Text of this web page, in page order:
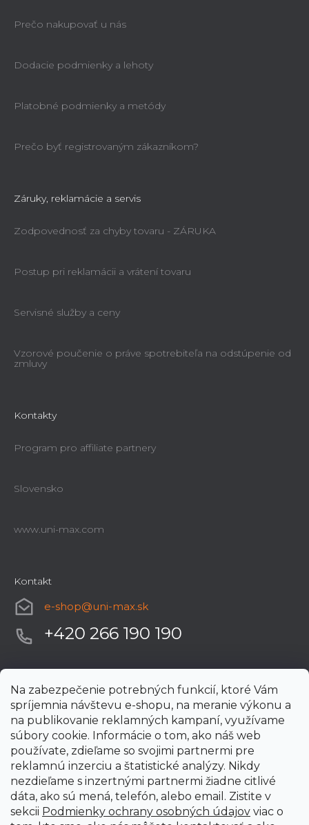
Na zabezpečenie potrebných funkcií, ktoré Vám
spríjemnia návštevu e-shopu, na meranie výkonu a
na publikovanie reklamných kampaní, využívame
súbory cookie. Informácie o tom, ako náš web
používate, zdieľame so svojimi partnermi pre
reklamnú inzerciu a štatistické analýzy. Nikdy
nezdieľame s inzertnými partnermi žiadne citlivé
dáta, ako sú mená, telefón, alebo email. Zistite v
sekcii Podmienky ochrany osobných údajov viac o
Prečo nakupovať u nás
Dodacie podmienky a lehoty
Platobné podmienky a metódy
Prečo byť registrovaným zákazníkom?
Záruky, reklamácie a servis
Zodpovednosť za chyby tovaru - ZÁRUKA
Postup pri reklamácii a vrátení tovaru
Servisné služby a ceny
Vzorové poučenie o práve spotrebiteľa na odstúpenie od
zmluvy
Kontakty
Program pro affiliate partnery
Slovensko
www.uni-max.com
Kontakt
e-shop@uni-max.sk
+420 266 190 190